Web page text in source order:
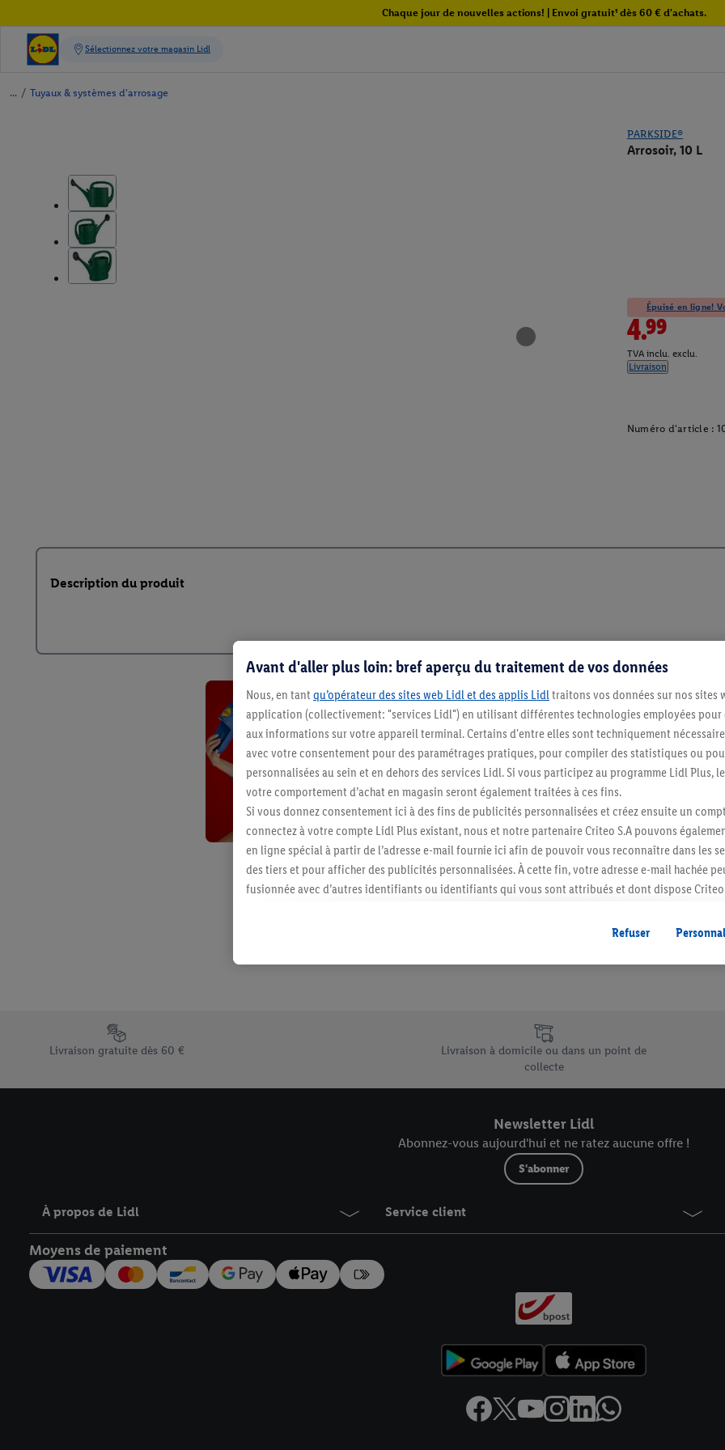
Chaque jour de nouvelles actions! | Envoi gratuit¹ dès 60 € d'achats.
/ Tuyaux & systèmes d'arrosage
PARKSIDE®
Arrosoir, 10 L
Épuisé en ligne!
4.99
TVA inclu. exclu.
Livraison
Numéro d'article :
Description du produit
Restez au
Abonnez-vous à la
S'abonner
Élément du pied de page avec les différents arguments de vente uniques de Lidl.be
Livraison gratuite dès 60 €
Livraison à domicile ou dans un point de
collecte
Newsletter Lidl
Abonnez-vous aujourd'hui et ne ratez aucune offre !
S'abonner
À propos de Lidl Service client
Moyens de paiement
Avant d'aller plus loin: bref aperçu du traitement de vos données
Nous, en tant qu’opérateur des sites web Lidl et des applis Lidltraitons vos données sur nos sites
application (collectivement: "services Lidl") en utilisant différentes technologies employées pour
aux informations sur votre appareil terminal. Certains d'entre elles sont techniquement
avec votre consentement pour des paramétrages pratiques, pour compiler des statistiques ou
personnalisées au sein et en dehors des services Lidl. Si vous participez au programme Lidl Plus,
votre comportement d’achat en magasin seront également traitées à ces fins.
Si vous donnez consentement ici à des fins de publicités personnalisées et créez ensuite un
connectez à votre compte Lidl Plus existant, nous et notre partenaire Criteo S.A pouvons
en ligne spécial à partir de l’adresse e-mail fournie ici afin de pouvoir vous reconnaître dans les
des tiers et pour afficher des publicités personnalisées. À cette fin, votre adresse e-mail hachée
fusionnée avec d’autres identifiants ou identifiants qui vous sont attribués et dont dispose Criteo
vous avez montré de l’intérêt (par exemple en plaçant le produit dans un panier d’un webshop
l’achat) peuvent également être affichées sur plusieurs apppareils et plusieurs services de Lidl si
plusieurs services de Lidl peuvent vous être attribués en utilisant votre adresse e-mail hachée et,
En cliquant sur « Refuser », vous pouvez autoriser uniquement l’utilisation des technologies
« Accepter », vous autorisez tous les traitements pour toutes les finalités susmentionnées. Vous
Refuser